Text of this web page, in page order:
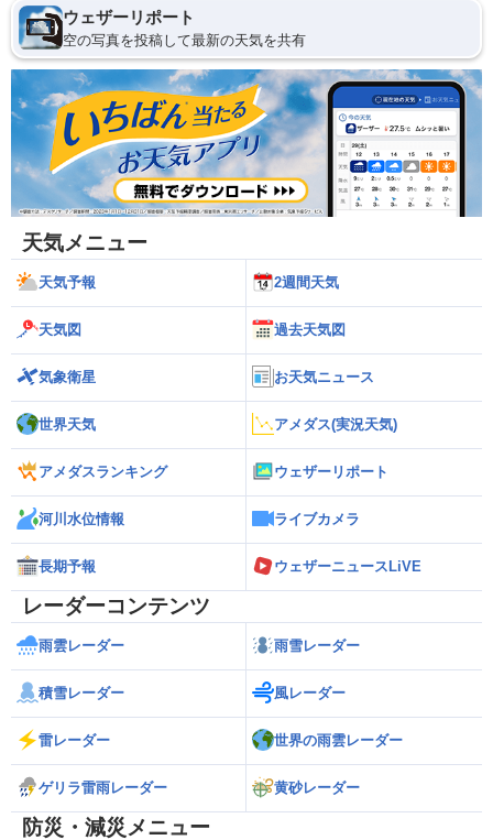
ウェザーリポート
空の写真を投稿して最新の天気を共有
天気メニュー
天気予報 2週間天気
天気図 過去天気図
気象衛星 お天気ニュース
世界天気 アメダス(実況天気)
アメダスランキング ウェザーリポート
河川水位情報 ライブカメラ
長期予報 ウェザーニュースLiVE
レーダーコンテンツ
雨雲レーダー 雨雪レーダー
積雪レーダー 風レーダー
雷レーダー 世界の雨雲レーダー
ゲリラ雷雨レーダー 黄砂レーダー
防災・減災メニュー